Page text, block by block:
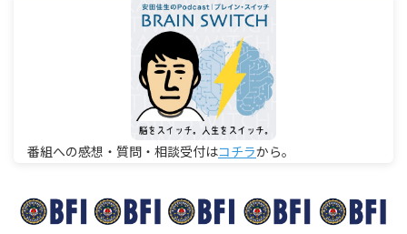
番組への感想・質問・相談受付はコチラから。